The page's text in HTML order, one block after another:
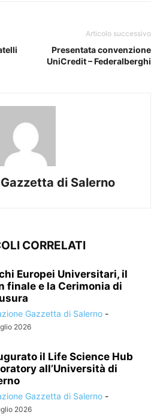
Articolo successivo
Presentata convenzione
UniCredit – Federalberghi
di Salerno
CORRELATI
Europei Universitari, il
finale e la Cerimonia di
Gazzetta di Salerno -
2026
il Life Science Hub
all’Università di
Gazzetta di Salerno -
2026